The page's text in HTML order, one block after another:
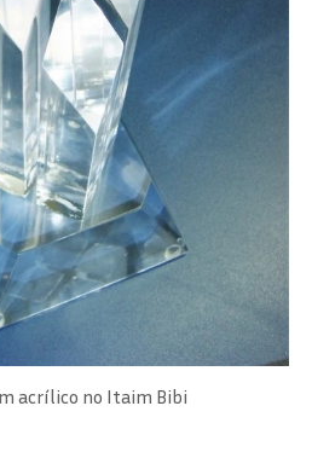
acrílico no Itaim Bibi